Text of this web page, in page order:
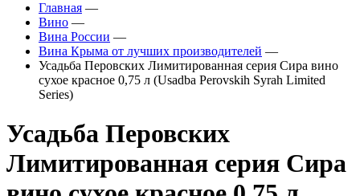
Главная —
Вино —
Вина России —
Вина Крыма от лучших производителей —
Усадьба Перовских Лимитированная серия Сира вино
сухое красное 0,75 л (Usadba Perovskih Syrah Limited
Series)
Усадьба Перовских
Лимитированная серия Сира